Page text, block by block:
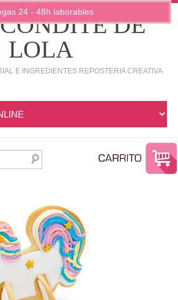
DE
LOLA
E INGREDIENTES REPOSTERIA CREATIVA
24 - 48h laborables